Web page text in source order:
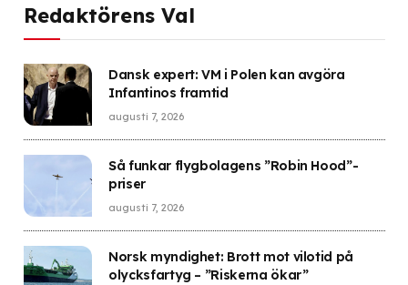
Redaktörens Val
Dansk expert: VM i Polen kan avgöra
Infantinos framtid
augusti 7, 2026
Så funkar flygbolagens ”Robin Hood”-
priser
augusti 7, 2026
Norsk myndighet: Brott mot vilotid på
olycksfartyg – ”Riskerna ökar”